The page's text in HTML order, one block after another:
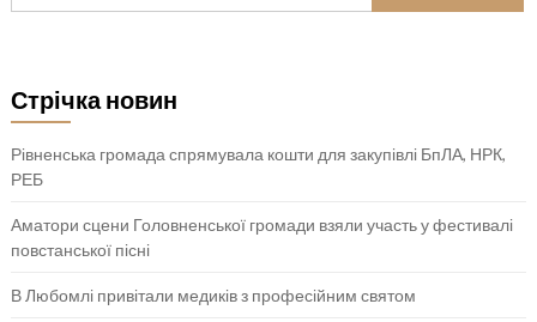
Стрічка новин
Рівненська громада спрямувала кошти для закупівлі БпЛА, НРК,
РЕБ
Аматори сцени Головненської громади взяли участь у фестивалі
повстанської пісні
В Любомлі привітали медиків з професійним святом